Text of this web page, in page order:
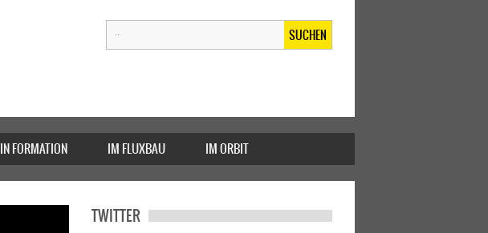
SUCHEN
IN FORMATION IM FLUXBAU IM ORBIT
TWITTER